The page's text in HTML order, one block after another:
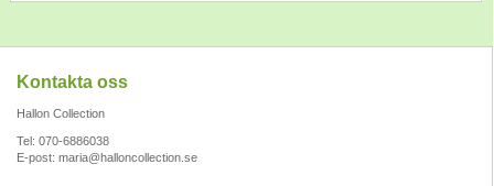
Kontakta oss
Hallon Collection
Tel: 070-6886038
E-post: maria@halloncollection.se